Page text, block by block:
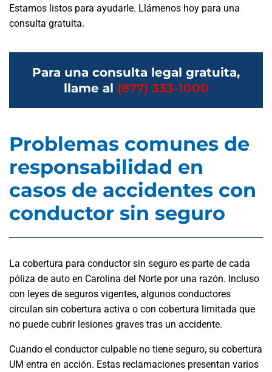
Estamos listos para ayudarle. Llámenos hoy para una
consulta gratuita.
Para una consulta legal gratuita,
llame al (877) 333-1000
Problemas comunes de
responsabilidad en
casos de accidentes con
conductor sin seguro
La cobertura para conductor sin seguro es parte de cada
póliza de auto en Carolina del Norte por una razón. Incluso
con leyes de seguros vigentes, algunos conductores
circulan sin cobertura activa o con cobertura limitada que
no puede cubrir lesiones graves tras un accidente.
Cuando el conductor culpable no tiene seguro, su cobertura
UM entra en acción. Estas reclamaciones presentan varios